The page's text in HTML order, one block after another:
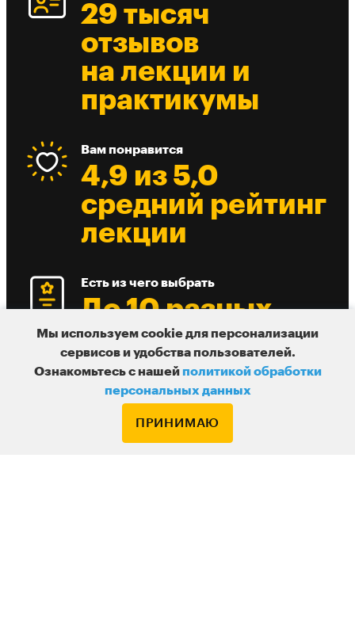
29 тысяч
отзывов
на лекции и
практикумы
Вам понравится
4,9 из 5,0
средний рейтинг
лекции
Есть из чего выбрать
До 10 разных
вебинаров в
день
Мы используем cookie для персонализации
сервисов и удобства пользователей.
Ознакомьтесь с нашейполитикой обработки
персональных данных
ПРИНИМАЮ